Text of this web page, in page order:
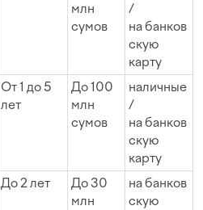
млн
сумов
/
на банков
скую
карту
От 1 до 5
лет
До 100
млн
сумов
наличные
/
на банков
скую
карту
До 2 лет
До 30
млн
на банков
скую